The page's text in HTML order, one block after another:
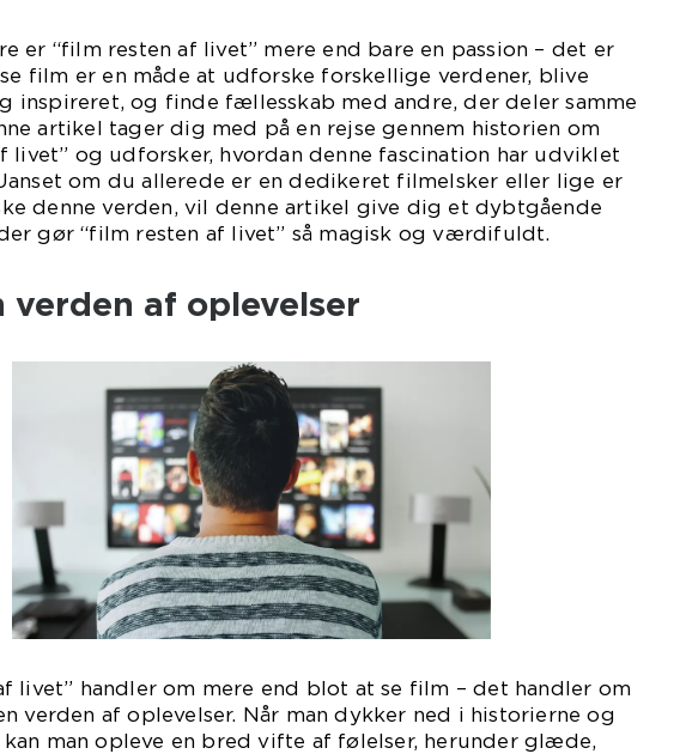
er “film resten af livet” mere end bare en passion – det er
film er en måde at udforske forskellige verdener, blive
inspireret, og finde fællesskab med andre, der deler samme
artikel tager dig med på en rejse gennem historien om
livet” og udforsker, hvordan denne fascination har udviklet
om du allerede er en dedikeret filmelsker eller lige er
denne verden, vil denne artikel give dig et dybtgående
gør “film resten af livet” så magisk og værdifuldt.
verden af oplevelser
livet” handler om mere end blot at se film – det handler om
verden af oplevelser. Når man dykker ned i historierne og
kan man opleve en bred vifte af følelser, herunder glæde,